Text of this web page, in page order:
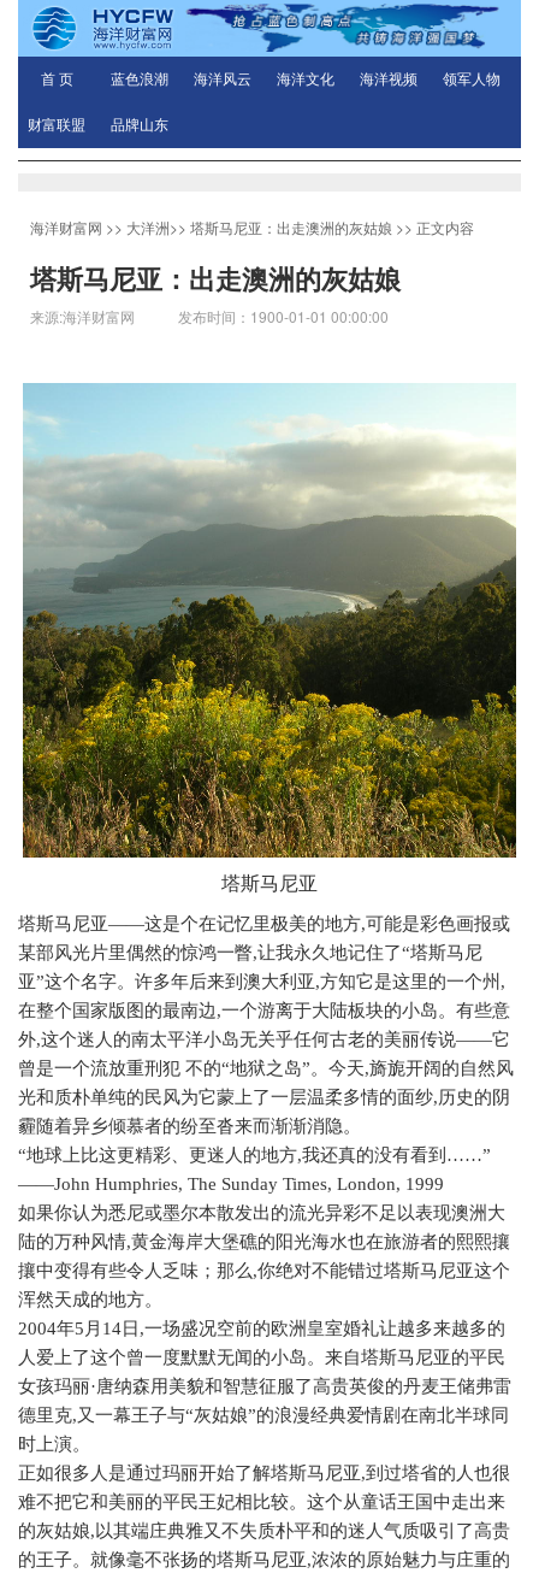
首 页 蓝色浪潮 海洋风云 海洋文化 海洋视频 领军人物
财富联盟 品牌山东
海洋财富网 >> 大洋洲>> 塔斯马尼亚：出走澳洲的灰姑娘 >> 正文内容
塔斯马尼亚：出走澳洲的灰姑娘
来源:海洋财富网 发布时间：1900-01-01 00:00:00
塔斯马尼亚
塔斯马尼亚——这是个在记忆里极美的地方,可能是彩色画报或
某部风光片里偶然的惊鸿一瞥,让我永久地记住了“塔斯马尼
亚”这个名字。许多年后来到澳大利亚,方知它是这里的一个州 ,
在整个国家版图的最南边,一个游离于大陆板块的小岛。有些意
外,这个迷人的南太平洋小岛无关乎任何古老的美丽传说——它
曾是一个流放重刑犯 不的“地狱之岛”。今天,旖旎开阔的自然风
光和质朴单纯的民风为它蒙上了一层温柔多情的面纱,历史的阴
霾随着异乡倾慕者的纷至沓来而渐渐消隐。
“地球上比这更精彩、更迷人的地方,我还真的没有看到……”
——John Humphries, The Sunday Times, London, 1999
如果你认为悉尼或墨尔本散发出的流光异彩不足以表现澳洲大
陆的万种风情,黄金海岸大堡礁的阳光海水也在旅游者的熙熙攘
攘中变得有些令人乏味；那么,你绝对不能错过塔斯马尼亚这个
浑然天成的地方。
2004年5月 14日 ,一场盛况空前的欧洲皇室婚礼让越多来越多的
人爱上了这个曾一度默默无闻的小岛。来自塔斯马尼亚的平民
女孩玛丽·唐纳森用美貌和智慧征服了高贵英俊的丹麦王储弗雷
德里克,又一幕王子与“灰姑娘”的浪漫经典爱情剧在南北半球同
时上演。
正如很多人是通过玛丽开始了解塔斯马尼亚,到过塔省的人也很
难不把它和美丽的平民王妃相比较。这个从童话王国中走出来
的灰姑娘,以其端庄典雅又不失质朴平和的迷人气质吸引了高贵
的王子。就像毫不张扬的塔斯马尼亚,浓浓的原始魅力与庄重的